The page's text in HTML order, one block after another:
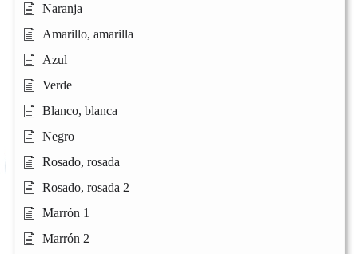
Naranja
Amarillo, amarilla
Azul
Verde
Blanco, blanca
Negro
Rosado, rosada
Rosado, rosada 2
Marrón 1
Marrón 2